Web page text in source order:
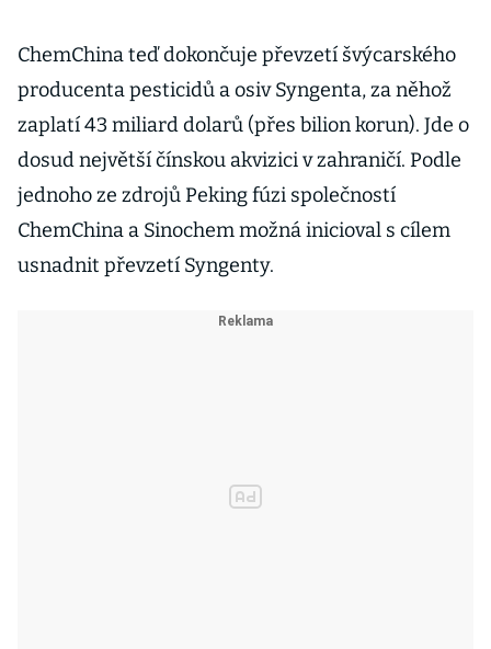
ChemChina teď dokončuje převzetí švýcarského
producenta pesticidů a osiv Syngenta, za něhož
zaplatí 43 miliard dolarů (přes bilion korun). Jde o
dosud největší čínskou akvizici v zahraničí. Podle
jednoho ze zdrojů Peking fúzi společností
ChemChina a Sinochem možná inicioval s cílem
usnadnit převzetí Syngenty.